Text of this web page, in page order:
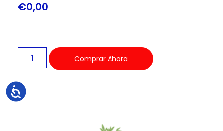
Accesibilidad
€0,00
Comprar Ahora